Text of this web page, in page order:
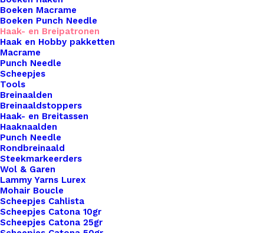
Boeken Macrame
Boeken Punch Needle
Haak- en Breipatronen
Haak en Hobby pakketten
Macrame
Punch Needle
Scheepjes
Tools
Breinaalden
Breinaaldstoppers
Haak- en Breitassen
Haaknaalden
Punch Needle
Rondbreinaald
Steekmarkeerders
Wol & Garen
Lammy Yarns Lurex
Mohair Boucle
Scheepjes Cahlista
Scheepjes Catona 10gr
Scheepjes Catona 25gr
zodat je meteen aan de slag kunt met je volgende
project. Haal het meeste uit je creatieve tijd en
inspiratie met onze eenvoudig te volgen haak- of
breipatronen. Kies vandaag nog je favoriete
ontwerp en begin met creëren!
Breipatroon
Bubble
Sjaal
aantal
Toevoegen aan winkelwagen
Toevoegen aan verlanglijst
Artikelnummer 58979981_breipatroon_bubble_sjaal